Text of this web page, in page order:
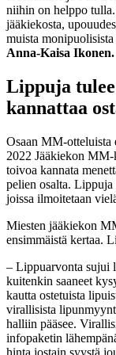
niihin on helppo
jääkiekosta,
muista
Anna-Kaisa Ikonen.
Lippuja
kannattaa
Osaan MM-otteluista
2022 Jääkiekon
toivoa kannata
pelien osalta. Lippuja
joissa ilmoitetaan
Miesten jääkiekon
ensimmäistä kertaa.
– Lippuarvonta sujui
kuitenkin saaneet
kautta ostetuista
virallisista
halliin pääsee.
infopaketin